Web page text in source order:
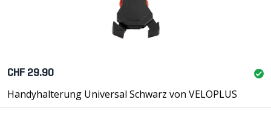
CHF 29.90
Handyhalterung Universal Schwarz von VELOPLUS